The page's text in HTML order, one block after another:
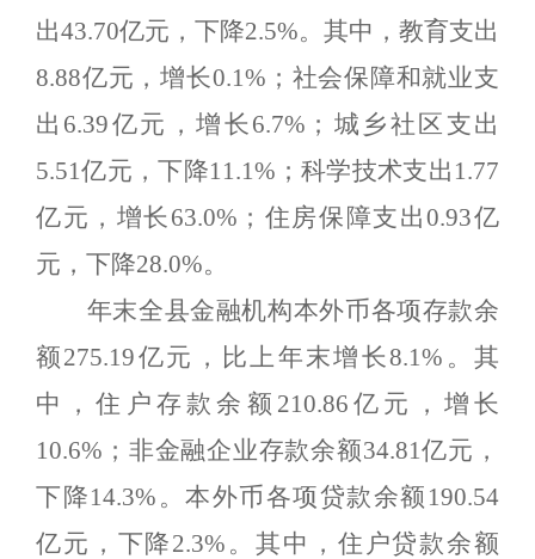
出43.70亿元，下降2.5%。其中，教育支出
8.88亿元，增长0.1% ；社会保障和就业支
出 6.39亿元，增长 6.7% ；城乡社区支出
5.51亿元，下降11.1% ；科学技术支出 1.77
亿元，增长 63.0% ；住房保障支出0.93亿
元，下降28.0%。
年末全县金融机构本外币各项存款余
额275.19亿元，比上年末增长8.1% 。其
中，住户存款余额 210.86 亿元，增长
10.6% ；非金融企业存款余额34.81亿元，
下降14.3% 。本外币各项贷款余额 190.54
亿元，下降2.3% 。其中，住户贷款余额